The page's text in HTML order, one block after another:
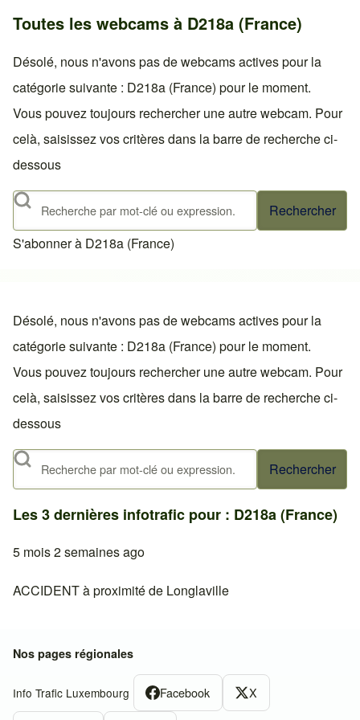
Toutes les webcams à D218a (France)
Désolé, nous n'avons pas de webcams actives pour la
catégorie suivante : D218a (France) pour le moment.
Vous pouvez toujours rechercher une autre webcam. Pour
celà, saisissez vos critères dans la barre de recherche ci-
dessous
Rechercher
S'abonner à D218a (France)
Désolé, nous n'avons pas de webcams actives pour la
catégorie suivante : D218a (France) pour le moment.
Vous pouvez toujours rechercher une autre webcam. Pour
celà, saisissez vos critères dans la barre de recherche ci-
dessous
Rechercher
Les 3 dernières infotrafic pour : D218a (France)
5 mois 2 semaines ago
ACCIDENT à proximité de Longlaville
Nos pages régionales
Info Trafic Luxembourg Facebook X